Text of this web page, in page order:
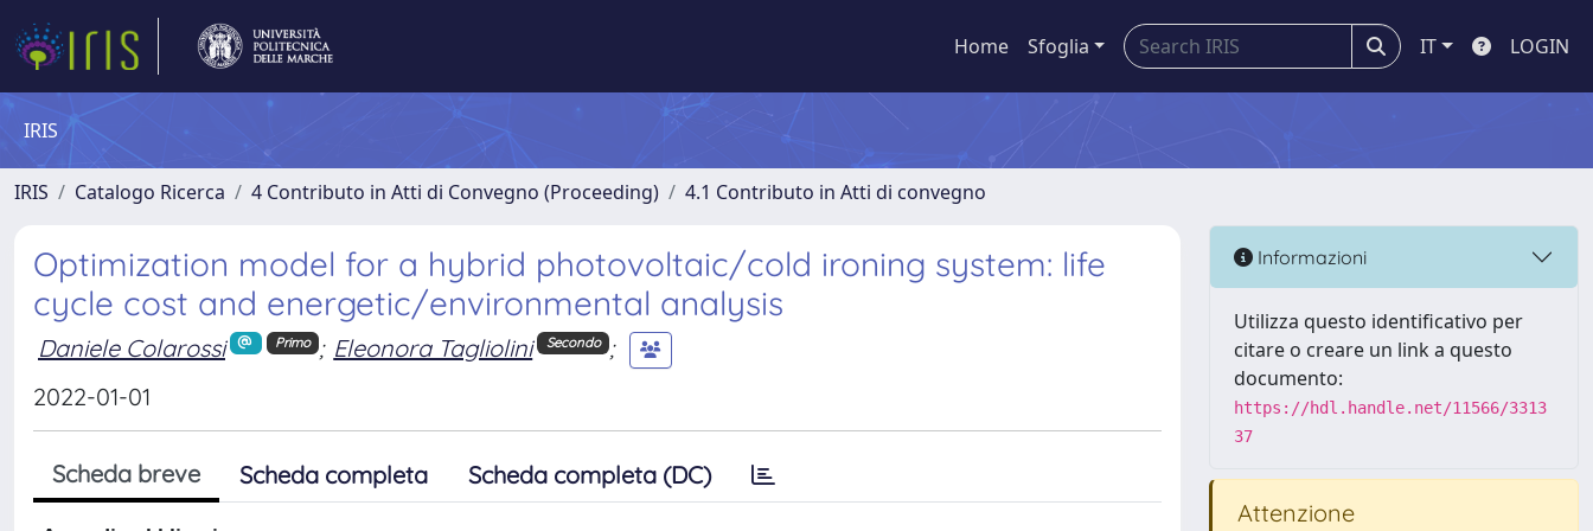
Home Sfoglia IT LOGIN
IRIS
IRIS Catalogo Ricerca 4 Contributo in Atti di Convegno (Proceeding) 4.1 Contributo in Atti di convegno
Optimization model for a hybrid photovoltaic/cold ironing system: life
cycle cost and energetic/environmental analysis
Daniele Colarossi Primo ; Eleonora Tagliolini Secondo ;
2022-01-01
Scheda breve Scheda completa Scheda completa (DC)
Informazioni
Utilizza questo identificativo per
citare o creare un link a questo
documento:
https://hdl.handle.net/11566/3313
37
Attenzione